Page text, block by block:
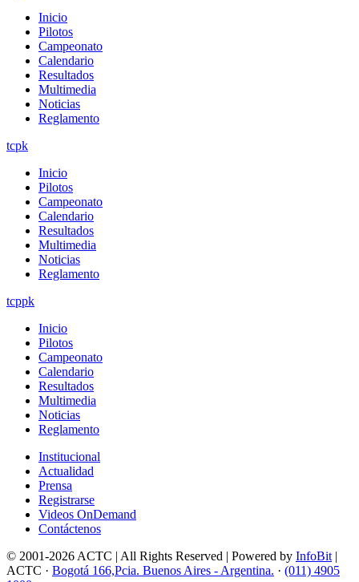
Inicio
Pilotos
Campeonato
Calendario
Resultados
Multimedia
Noticias
Reglamento
tcpk
Inicio
Pilotos
Campeonato
Calendario
Resultados
Multimedia
Noticias
Reglamento
tcppk
Inicio
Pilotos
Campeonato
Calendario
Resultados
Multimedia
Noticias
Reglamento
Institucional
Actualidad
Prensa
Registrarse
Videos OnDemand
Contáctenos
© 2001-2026 ACTC | All Rights Reserved | Powered by InfoBit |
ACTC · Bogotá 166,Pcia. Buenos Aires - Argentina. · (011) 4905